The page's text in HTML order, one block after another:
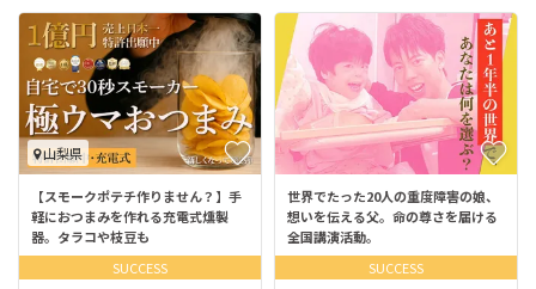
山梨県
【スモークポテチ作りません？】手
軽におつまみを作れる充電式燻製
器。タラコや枝豆も
SUCCESS
世界でたった20人の重度障害の娘、
想いを伝える父。命の尊さを届ける
全国講演活動。
SUCCESS